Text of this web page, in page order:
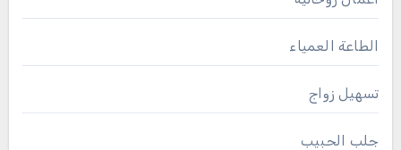
الطاعة العمياء
تسهيل زواج
جلب الحبيب